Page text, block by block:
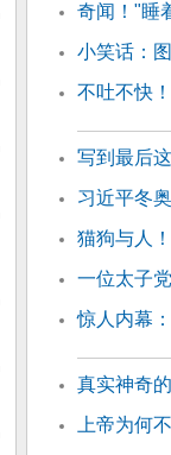
奇闻！"睡
小笑话：
不吐不快
写到最后
习近平冬
猫狗与人
一位太子
惊人内幕
真实神奇
上帝为何